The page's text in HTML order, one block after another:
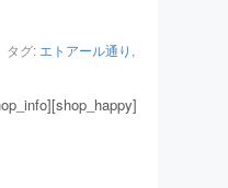
タグ: エトアール通り ,